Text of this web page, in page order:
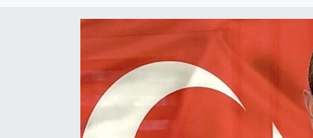
Daday Haberleri
Devrekani Haberleri
Doğanyurt Haberleri
Hanönü Haberleri